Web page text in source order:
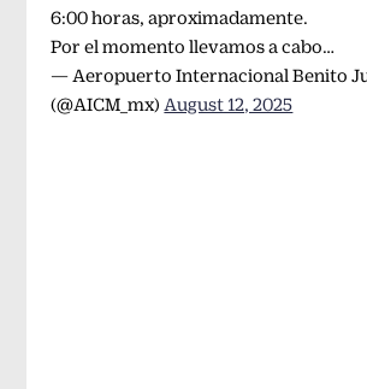
6:00 horas, aproximadamente.
Por el momento llevamos a cabo…
— Aeropuerto Internacional Benito
(@AICM_mx) August 12, 2025